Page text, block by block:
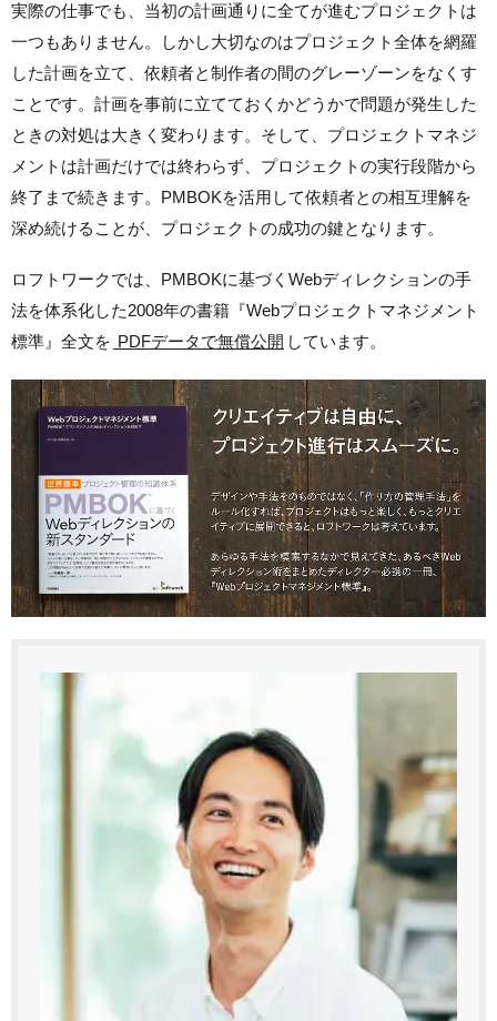
実際の仕事でも、当初の計画通りに全てが進むプロジェクトは
一つもありません。しかし大切なのはプロジェクト全体を網羅
した計画を立て、依頼者と制作者の間のグレーゾーンをなくす
ことです。計画を事前に立てておくかどうかで問題が発生した
ときの対処は大きく変わります。そして、プロジェクトマネジ
メントは計画だけでは終わらず、プロジェクトの実行段階から
終了まで続きます。PMBOKを活用して依頼者との相互理解を
深め続けることが、プロジェクトの成功の鍵となります。
ロフトワークでは、PMBOKに基づくWebディレクションの手
法を体系化した2008年の書籍『Webプロジェクトマネジメント
標準』全文を PDFデータで無償公開 しています。